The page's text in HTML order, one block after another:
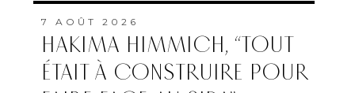
7 AOÛT 2026
HAKIMA HIMMICH, “TOUT
ÉTAIT À CONSTRUIRE POUR